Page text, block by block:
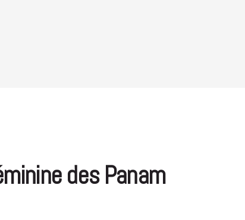
des Panam